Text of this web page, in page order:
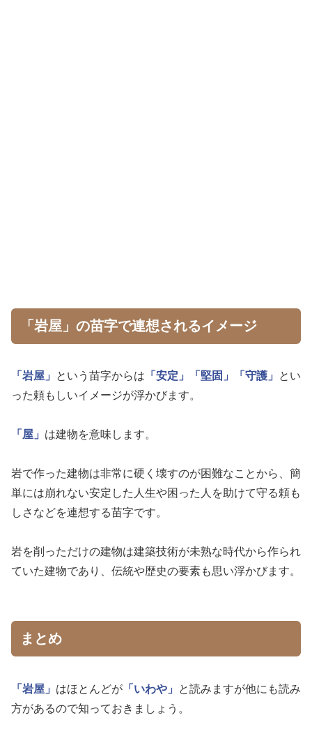
「岩屋」の苗字で連想されるイメージ
「岩屋」 という苗字からは 「安定」 「堅固」 「守護」
とい
った頼もしいイメージが浮かびます。
「屋」 は建物を意味します。
岩で作った建物は非常に硬く壊すのが困難なことから、簡
単には崩れない安定した人生や困った人を助けて守る頼も
しさなどを連想する苗字です。
岩を削っただけの建物は建築技術が未熟な時代から作られ
ていた建物であり、伝統や歴史の要素も思い浮かびます。
まとめ
「岩屋」 はほとんどが 「いわや」
と読みますが他にも読み
方があるので知っておきましょう。